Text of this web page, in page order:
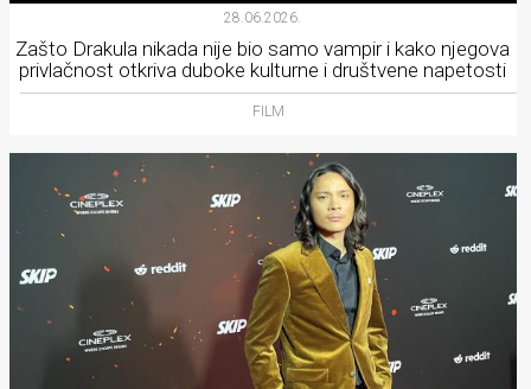
28.06.2026.
Zašto Drakula nikada nije bio samo vampir i kako njegova
privlačnost otkriva duboke kulturne i društvene napetosti
FILM